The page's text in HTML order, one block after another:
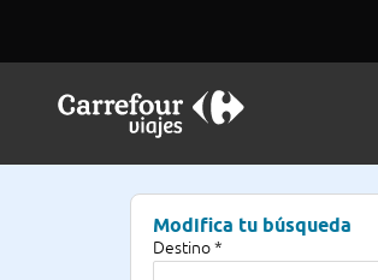
Modifica tu búsqueda
Destino *